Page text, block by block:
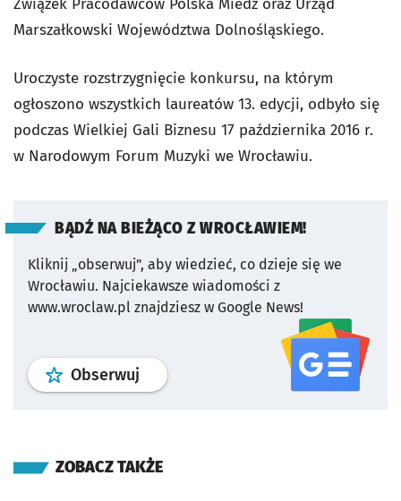
Związek Pracodawców Polska Miedź oraz Urząd
Marszałkowski Województwa Dolnośląskiego.
Uroczyste rozstrzygnięcie konkursu, na którym
ogłoszono wszystkich laureatów 13. edycji, odbyło się
podczas Wielkiej Gali Biznesu 17 października 2016 r.
w Narodowym Forum Muzyki we Wrocławiu.
BĄDŹ NA BIEŻĄCO Z WROCŁAWIEM!
Kliknij „obserwuj”, aby wiedzieć, co dzieje się we
Wrocławiu. Najciekawsze wiadomości z
www.wroclaw.pl znajdziesz w Google News!
Obserwuj profil serwisu
ZOBACZ TAKŻE